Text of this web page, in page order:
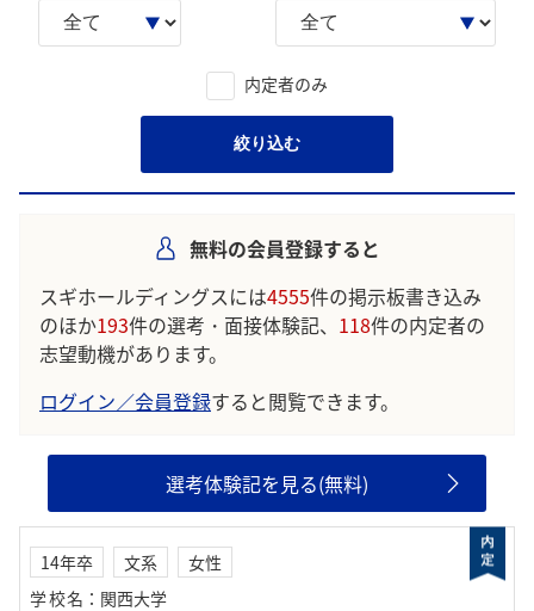
内定者のみ
絞り込む
無料の会員登録すると
スギホールディングスには4555件の掲示板書き込み
のほか193件の選考・面接体験記、 118件の内定者の
志望動機があります。
ログイン／会員登録すると閲覧できます。
選考体験記を見る(無料)
14年卒 文系
女性
学校名 ： 関西大学